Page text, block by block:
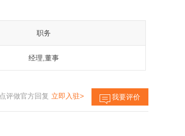
职务
经理,董事
我要评价
评做官方回复 立即入驻>